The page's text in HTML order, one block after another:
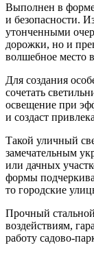
Выполнен в
и безопасности.
утонченными
дорожки, но и
волшебное место
Для создания
сочетать
освещение при
и создаст
Такой уличный
замечательным
или дачных
формы
то городские
Прочный
воздействиям,
работу садово-